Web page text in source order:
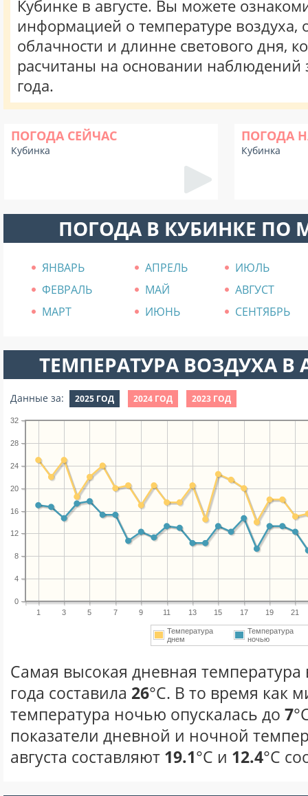
Кубинке в августе. Вы можете
информацией о температуре воздуха,
облачности и длинне светового дня,
расчитаны на основании наблюдений
года.
ПОГОДА СЕЙЧАС
Кубинка
ПОГОДА
Кубинка
ПОГОДА В КУБИНКЕ ПО
ЯНВАРЬ АПРЕЛЬ
ИЮЛЬ
ФЕВРАЛЬ
МАЙ
АВГУСТ
МАРТ
ИЮНЬ СЕНТЯБРЬ
ТЕМПЕРАТУРА ВОЗДУХА В
Данные за: 2025 ГОД 2024 ГОД 2023 ГОД
1 3 5 7 9 11 13 15 17 19 21
0
4
8
12
16
20
24
28
32
Температура
днем
Температура
ночью
Самая высокая дневная температура
года составила 26°С. В то время как
температура ночью опускалась до 7
показатели дневной и ночной
августа составляют 19.1°С и 12.4°С